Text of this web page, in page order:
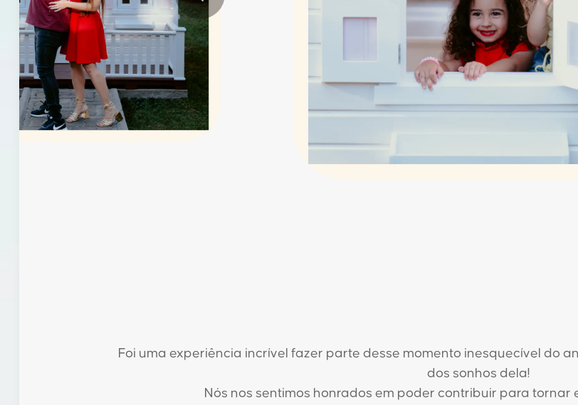
Foi uma experiência incrível fazer parte desse momento inesquecível do
dos sonhos dela!
Nós nos sentimos honrados em poder contribuir para tornar